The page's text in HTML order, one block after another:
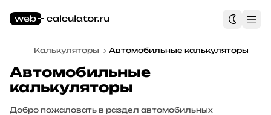
Калькуляторы Автомобильные калькуляторы
Автомобильные
калькуляторы
Добро пожаловать в раздел автомобильных